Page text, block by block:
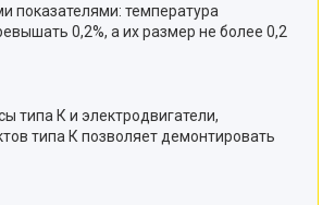
показателями: температура
0,2%, а их размер не более 0,2
типа К и электродвигатели,
типа К позволяет демонтировать